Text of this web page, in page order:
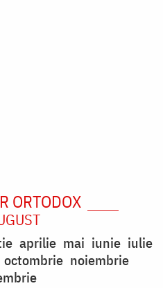
ORTODOX
aprilie mai iunie iulie
octombrie noiembrie